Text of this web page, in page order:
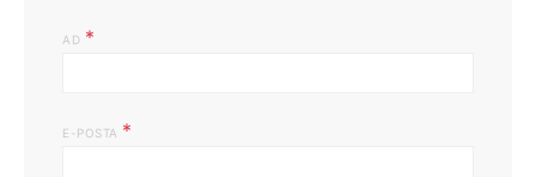
AD *
E-POSTA *